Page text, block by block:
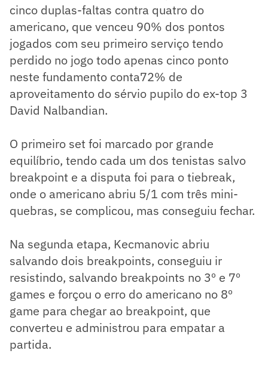
cinco duplas-faltas contra quatro do
americano, que venceu 90% dos pontos
jogados com seu primeiro serviço tendo
perdido no jogo todo apenas cinco ponto
neste fundamento conta72% de
aproveitamento do sérvio pupilo do ex-top 3
David Nalbandian.
O primeiro set foi marcado por grande
equilíbrio, tendo cada um dos tenistas salvo
breakpoint e a disputa foi para o tiebreak,
onde o americano abriu 5/1 com três mini-
quebras, se complicou, mas conseguiu fechar.
Na segunda etapa, Kecmanovic abriu
salvando dois breakpoints, conseguiu ir
resistindo, salvando breakpoints no 3º e 7º
games e forçou o erro do americano no 8º
game para chegar ao breakpoint, que
converteu e administrou para empatar a
partida.